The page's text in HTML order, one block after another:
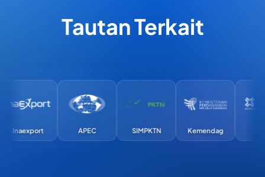
Tautan Terkait
Inaexport APEC SIMPKTN Kemendag